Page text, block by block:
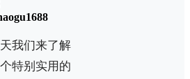
我们来了解
特别实用的